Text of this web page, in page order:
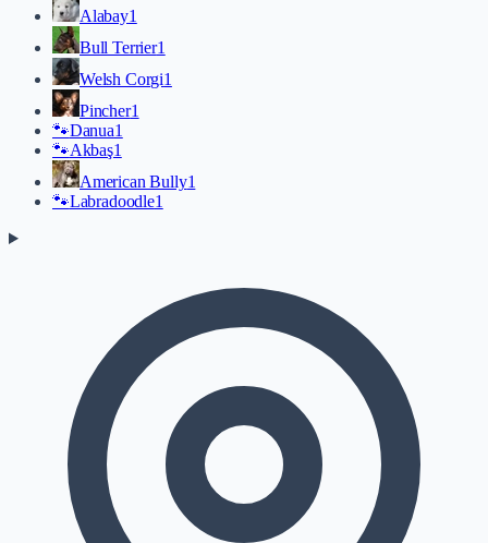
Alabay1
Bull Terrier1
Welsh Corgi1
Pincher1
🐾Danua1
🐾Akbaş1
American Bully1
🐾Labradoodle1